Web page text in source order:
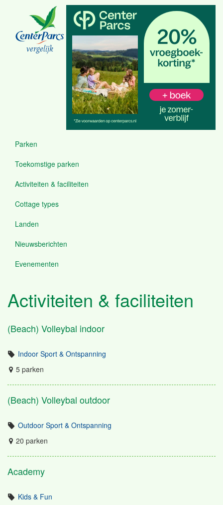
vergelijk
Menu
Parken
Toekomstige parken
Activiteiten & faciliteiten
Cottage types
Landen
Nieuwsberichten
Evenementen
Activiteiten & faciliteiten
(Beach) Volleybal indoor
Indoor Sport & Ontspanning
5 parken
(Beach) Volleybal outdoor
Outdoor Sport & Ontspanning
20 parken
Academy
Kids & Fun